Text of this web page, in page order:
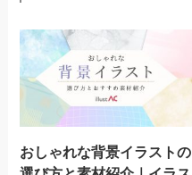
おしゃれな背景イラストの